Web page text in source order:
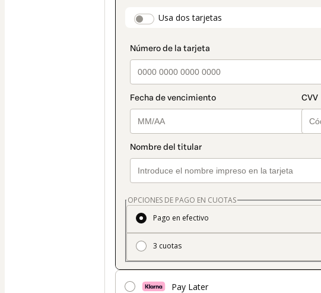
Usa dos tarjetas
OPCIONES DE PAGO EN CUOTAS
Pago en efectivo
3 cuotas
Pay Later
seleccionado
Tarjeta